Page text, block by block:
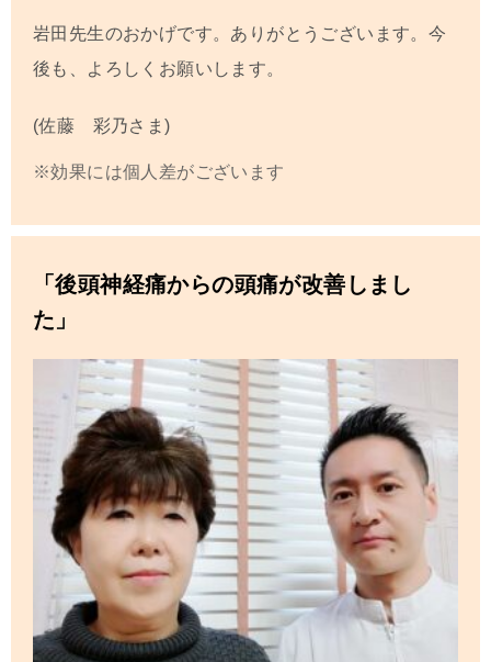
岩田先生のおかげです。ありがとうございます。今
後も、よろしくお願いします。
(佐藤 彩乃さま)
※効果には個人差がございます
「後頭神経痛からの頭痛が改善しまし
た」